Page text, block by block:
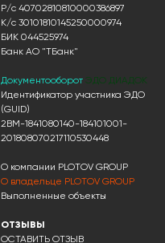
Р/с 40702810810000386897
К/с 30101810145250000974
БИК 044525974
Банк АО "ТБанк"
Документооборот ЭДО ДИАДОК
Идентификатор участника ЭДО
(GUID)
2BM-1841080140-184101001-
201808070217110530448
О компании PLOTOV GROUP
О владельце PLOTOV GROUP
Выполненные объекты
ОТЗЫВЫ
ОСТАВИТЬ ОТЗЫВ